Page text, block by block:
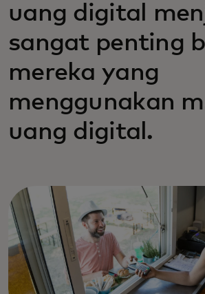
uang digital
sangat penting
mereka yang
menggunakan
uang digital.